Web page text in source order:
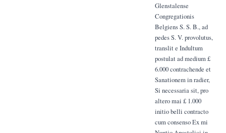
Glenstalense
Congregationis
Belgiens S. S. B., ad
pedes S. V. provolutus,
translit e Indultum
postulat ad medium £
6.000 contrachende et
Sanationem in radier,
Si necessaria sit, pro
altero mai £ 1.000
initio belli contracto
cum consenso Ex mi